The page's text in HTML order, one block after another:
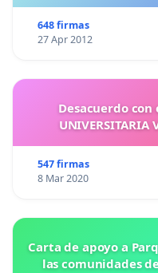
648 firmas
27 Apr 2012
Desacuerdo con
UNIVERSITARIA
547 firmas
8 Mar 2020
Carta de apoyo a
las comunidades